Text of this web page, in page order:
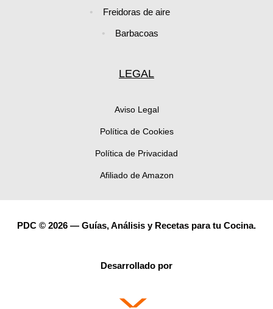
Freidoras de aire
Barbacoas
LEGAL
Aviso Legal
Política de Cookies
Política de Privacidad
Afiliado de Amazon
PDC © 2026 — Guías, Análisis y Recetas para tu Cocina.
Desarrollado por